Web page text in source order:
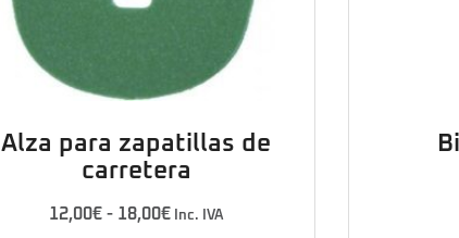
Alza para zapatillas de
carretera
12,00€ - 18,00€ Inc. IVA